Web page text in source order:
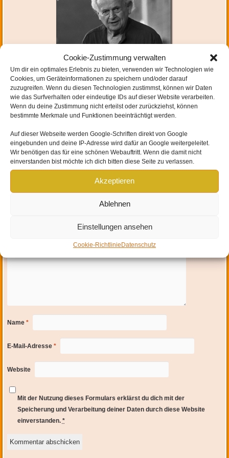
Cookie-Zustimmung verwalten
Um dir ein optimales Erlebnis zu bieten, verwenden wir Technologien wie
Cookies, um Geräteinformationen zu speichern und/oder darauf
zuzugreifen. Wenn du diesen Technologien zustimmst, können wir Daten
wie das Surfverhalten oder eindeutige IDs auf dieser Website verarbeiten.
Wenn du deine Zustimmung nicht erteilst oder zurückziehst, können
bestimmte Merkmale und Funktionen beeinträchtigt werden.
Auf dieser Webseite werden Google-Schriften direkt von Google
eingebunden und deine IP-Adresse wird dafür an Google weitergeleitet.
Wir benötigen das für eine schönen Webauftritt. Wenn die damit nicht
einverstanden bist möchte ich dich bitten diese Seite zu verlassen.
Akzeptieren
Ablehnen
Einstellungen ansehen
Cookie-RichtlinieDatenschutz
Hinterlasse einen Kommentaroder ein Trackback:Trackback URL.
SCHREIBE EINEN KOMMENTAR
Name *
E-Mail-Adresse *
Website
Mit der Nutzung dieses Formulars erklärst du dich mit der
Speicherung und Verarbeitung deiner Daten durch diese Website
einverstanden. *